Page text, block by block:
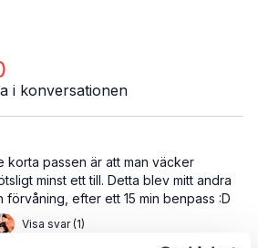
)
i konversationen
korta passen är att man väcker
minst ett till. Detta blev mitt andra
förvåning, efter ett 15 min benpass :D
Visa svar (1)